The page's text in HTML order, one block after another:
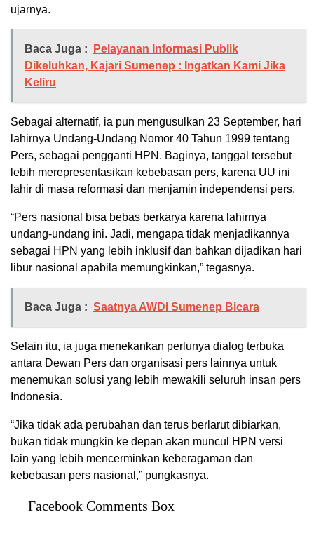
ujarnya.
Baca Juga :
Pelayanan Informasi Publik
Dikeluhkan, Kajari Sumenep : Ingatkan Kami Jika
Keliru
Sebagai alternatif, ia pun mengusulkan 23 September, hari
lahirnya Undang-Undang Nomor 40 Tahun 1999 tentang
Pers, sebagai pengganti HPN. Baginya, tanggal tersebut
lebih merepresentasikan kebebasan pers, karena UU ini
lahir di masa reformasi dan menjamin independensi pers.
“Pers nasional bisa bebas berkarya karena lahirnya
undang-undang ini. Jadi, mengapa tidak menjadikannya
sebagai HPN yang lebih inklusif dan bahkan dijadikan hari
libur nasional apabila memungkinkan,” tegasnya.
Baca Juga : Saatnya AWDI Sumenep Bicara
Selain itu, ia juga menekankan perlunya dialog terbuka
antara Dewan Pers dan organisasi pers lainnya untuk
menemukan solusi yang lebih mewakili seluruh insan pers
Indonesia.
“Jika tidak ada perubahan dan terus berlarut dibiarkan,
bukan tidak mungkin ke depan akan muncul HPN versi
lain yang lebih mencerminkan keberagaman dan
kebebasan pers nasional,” pungkasnya.
Facebook Comments Box